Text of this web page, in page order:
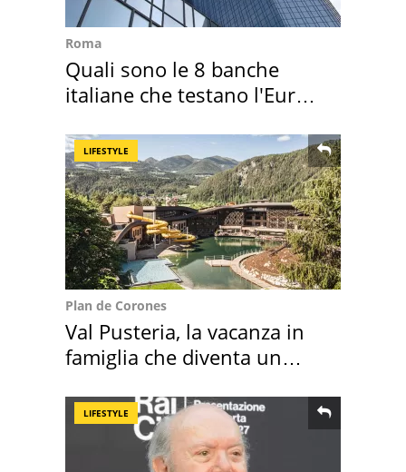
Roma
Quali sono le 8 banche
italiane che testano l'Euro
LIFESTYLE
Plan de Corones
Val Pusteria, la vacanza in
famiglia che diventa un
LIFESTYLE